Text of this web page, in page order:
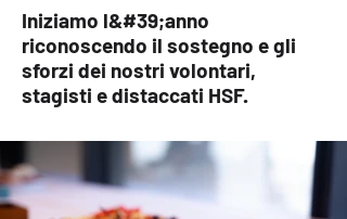
Iniziamo l&#39;anno
riconoscendo il sostegno e gli
sforzi dei nostri volontari,
stagisti e distaccati HSF.